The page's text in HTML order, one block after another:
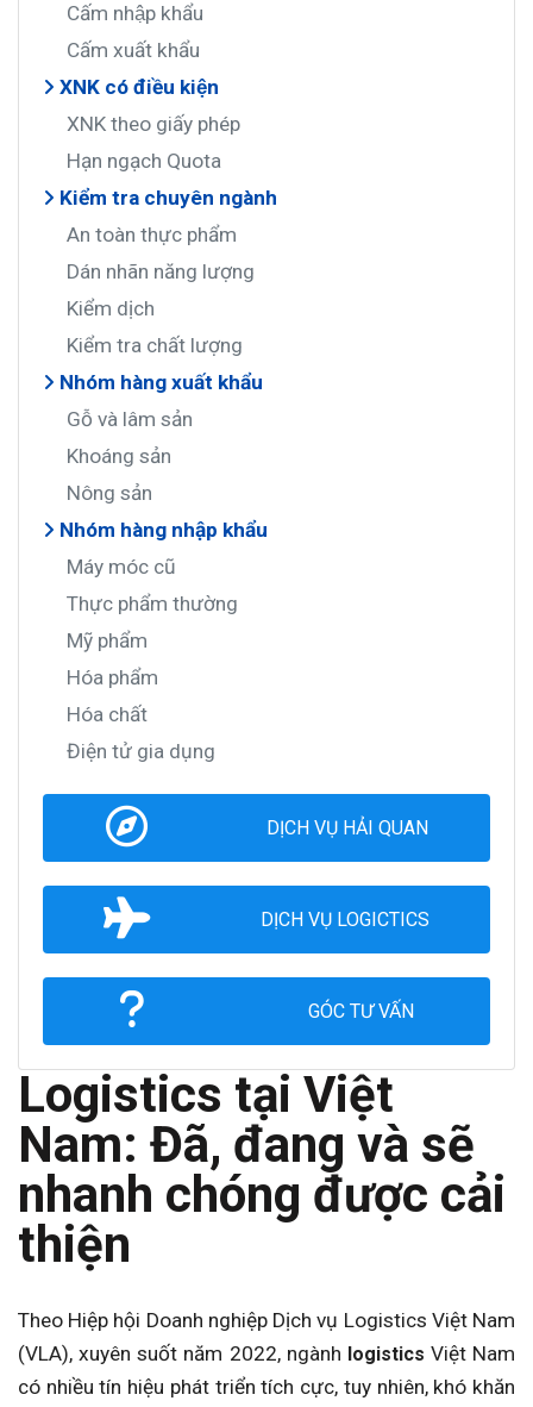
Cấm nhập khẩu
Cấm xuất khẩu
XNK có điều kiện
XNK theo giấy phép
Hạn ngạch Quota
Kiểm tra chuyên ngành
An toàn thực phẩm
Dán nhãn năng lượng
Kiểm dịch
Kiểm tra chất lượng
Nhóm hàng xuất khẩu
Gỗ và lâm sản
Khoáng sản
Nông sản
Nhóm hàng nhập khẩu
Máy móc cũ
Thực phẩm thường
Mỹ phẩm
Hóa phẩm
Hóa chất
Điện tử gia dụng
DỊCH VỤ HẢI QUAN
DỊCH VỤ LOGICTICS
GÓC TƯ VẤN
Logistics tại Việt
Nam: Đã, đang và sẽ
nhanh chóng được cải
thiện
Theo Hiệp hội Doanh nghiệp Dịch vụ Logistics Việt Nam
(VLA), xuyên suốt năm 2022, ngành logistics Việt Nam
có nhiều tín hiệu phát triển tích cực, tuy nhiên, khó khăn